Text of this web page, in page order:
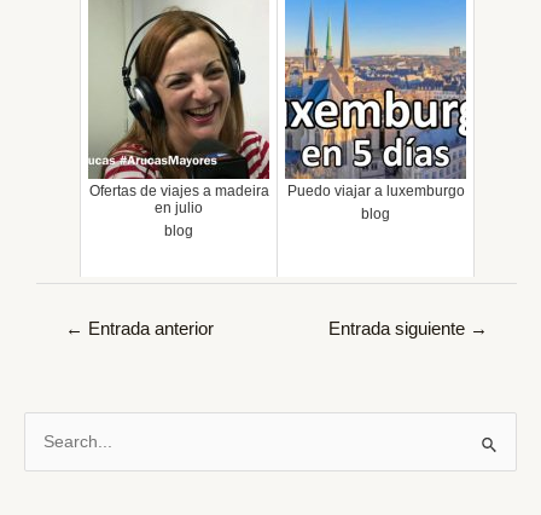
Ofertas de viajes a madeira
en julio
blog
Puedo viajar a luxemburgo
blog
Navegación
← Entrada anterior Entrada siguiente →